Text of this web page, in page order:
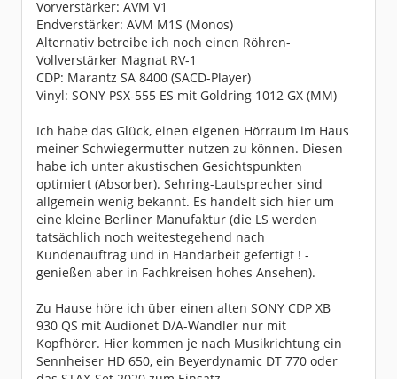
Vorverstärker: AVM V1
Endverstärker: AVM M1S (Monos)
Alternativ betreibe ich noch einen Röhren-
Vollverstärker Magnat RV-1
CDP: Marantz SA 8400 (SACD-Player)
Vinyl: SONY PSX-555 ES mit Goldring 1012 GX (MM)
Ich habe das Glück, einen eigenen Hörraum im Haus
meiner Schwiegermutter nutzen zu können. Diesen
habe ich unter akustischen Gesichtspunkten
optimiert (Absorber). Sehring-Lautsprecher sind
allgemein wenig bekannt. Es handelt sich hier um
eine kleine Berliner Manufaktur (die LS werden
tatsächlich noch weitestegehend nach
Kundenauftrag und in Handarbeit gefertigt ! -
genießen aber in Fachkreisen hohes Ansehen).
Zu Hause höre ich über einen alten SONY CDP XB
930 QS mit Audionet D/A-Wandler nur mit
Kopfhörer. Hier kommen je nach Musikrichtung ein
Sennheiser HD 650, ein Beyerdynamic DT 770 oder